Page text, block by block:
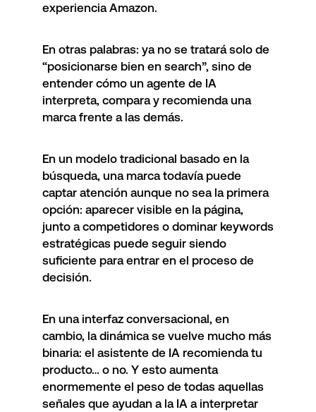
experiencia Amazon.
En otras palabras: ya no se tratará solo de
“posicionarse bien en search”, sino de
entender cómo un agente de IA
interpreta, compara y recomienda una
marca frente a las demás.
En un modelo tradicional basado en la
búsqueda, una marca todavía puede
captar atención aunque no sea la primera
opción: aparecer visible en la página,
junto a competidores o dominar keywords
estratégicas puede seguir siendo
suficiente para entrar en el proceso de
decisión.
En una interfaz conversacional, en
cambio, la dinámica se vuelve mucho más
binaria: el asistente de IA recomienda tu
producto… o no. Y esto aumenta
enormemente el peso de todas aquellas
señales que ayudan a la IA a interpretar